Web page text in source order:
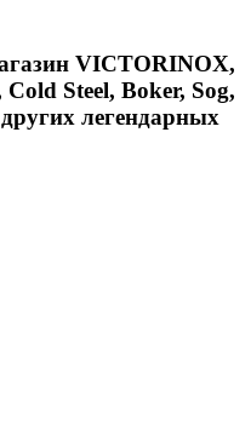
VICTORINOX,
Steel, Boker, Sog,
легендарных